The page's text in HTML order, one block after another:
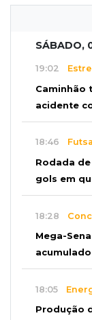
SÁBADO,
19:02
Caminhão
acidente
18:46
Rodada
gols em
18:28
Mega-
acumulado
18:05
Produção